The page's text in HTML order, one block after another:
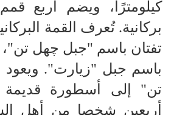
كيلومترًا، ويضم أربع
بركانية. تُعرف القمة
تفتان باسم "جبل چهل
باسم جبل "زيارت".
تن" إلى أسطورة
أربعين شخصا من أهل